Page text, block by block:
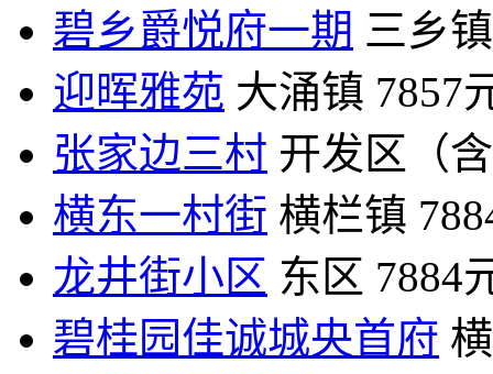
碧乡爵悦府一期 三乡镇
迎晖雅苑 大涌镇 7857
张家边三村 开发区（
横东一村街 横栏镇
龙井街小区 东区 7884
碧桂园佳诚城央首府